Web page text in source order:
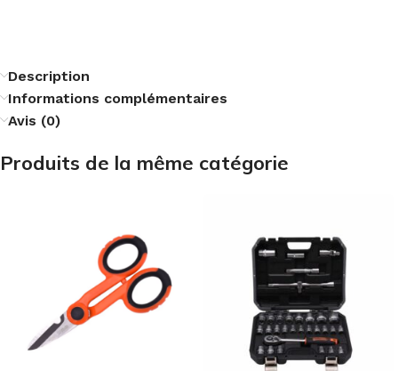
Description
Informations complémentaires
Avis (0)
Produits de la même catégorie